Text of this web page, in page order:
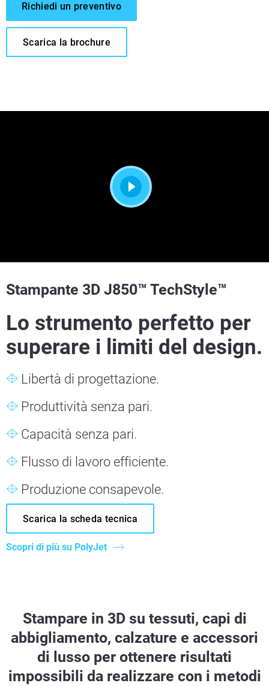
Richiedi un preventivo
Scarica la brochure
Stampante 3D J850™ TechStyle™
Lo strumento perfetto per
superare i limiti del design.
Libertà di progettazione.
Produttività senza pari.
Capacità senza pari.
Flusso di lavoro efficiente.
Produzione consapevole.
Scarica la scheda tecnica
Scopri di più su PolyJet
Stampare in 3D su tessuti, capi di
abbigliamento, calzature e accessori
di lusso per ottenere risultati
impossibili da realizzare con i metodi